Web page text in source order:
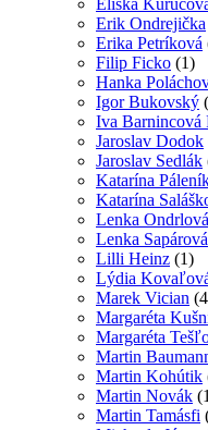
Erik Ondrejička
Erika Petríková
Filip Ficko (1)
Hanka
Igor Bukovský
Iva Barnincová
Jaroslav Dodok
Jaroslav Sedlák
Katarína
Katarína
Lenka Ondrlová
Lenka Sapárová
Lilli Heinz (1)
Lýdia
Marek Vician
Margaréta
Margaréta
Martin
Martin Kohútik
Martin Novák
Martin Tamásfi